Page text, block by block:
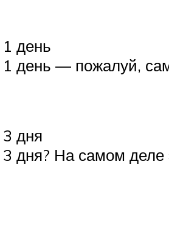
день
день — пожалуй,
дня
дня? На самом